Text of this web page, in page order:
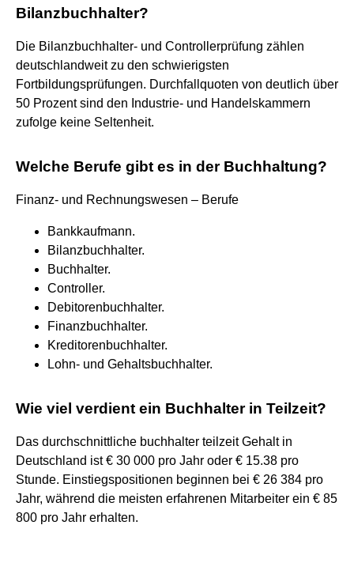
Bilanzbuchhalter?
Die Bilanzbuchhalter- und Controllerprüfung zählen
deutschlandweit zu den schwierigsten
Fortbildungsprüfungen. Durchfallquoten von deutlich über
50 Prozent sind den Industrie- und Handelskammern
zufolge keine Seltenheit.
Welche Berufe gibt es in der Buchhaltung?
Finanz- und Rechnungswesen – Berufe
Bankkaufmann.
Bilanzbuchhalter.
Buchhalter.
Controller.
Debitorenbuchhalter.
Finanzbuchhalter.
Kreditorenbuchhalter.
Lohn- und Gehaltsbuchhalter.
Wie viel verdient ein Buchhalter in Teilzeit?
Das durchschnittliche buchhalter teilzeit Gehalt in
Deutschland ist € 30 000 pro Jahr oder € 15.38 pro
Stunde. Einstiegspositionen beginnen bei € 26 384 pro
Jahr, während die meisten erfahrenen Mitarbeiter ein € 85
800 pro Jahr erhalten.